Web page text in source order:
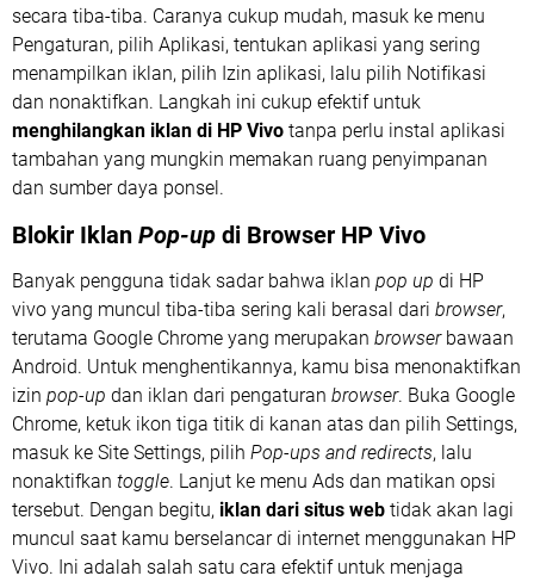
secara tiba-tiba. Caranya cukup mudah, masuk ke menu
Pengaturan, pilih Aplikasi, tentukan aplikasi yang sering
menampilkan iklan, pilih Izin aplikasi, lalu pilih Notifikasi
dan nonaktifkan. Langkah ini cukup efektif untuk
menghilangkan iklan di HP Vivo tanpa perlu instal aplikasi
tambahan yang mungkin memakan ruang penyimpanan
dan sumber daya ponsel.
Blokir Iklan Pop-up di Browser HP Vivo
Banyak pengguna tidak sadar bahwa iklan pop up di HP
vivo yang muncul tiba-tiba sering kali berasal dari browser,
terutama Google Chrome yang merupakan browserbawaan
Android. Untuk menghentikannya, kamu bisa menonaktifkan
izin pop-up dan iklan dari pengaturan browser. Buka Google
Chrome, ketuk ikon tiga titik di kanan atas dan pilih Settings,
masuk ke Site Settings, pilih Pop-ups and redirects, lalu
nonaktifkan toggle. Lanjut ke menu Ads dan matikan opsi
tersebut. Dengan begitu, iklan dari situs web tidak akan lagi
muncul saat kamu berselancar di internet menggunakan HP
Vivo. Ini adalah salah satu cara efektif untuk menjaga